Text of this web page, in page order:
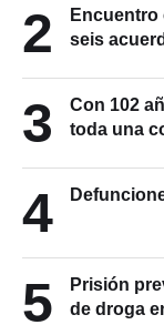
2
Encuentro
seis
3
Con 102
toda una
4
5
Prisión
de droga